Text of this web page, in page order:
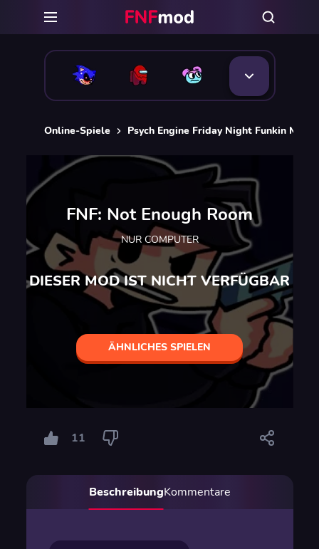
Online-Spiele Psych Engine Friday Night Funkin Mods
FNF: Not Enough Room
NUR COMPUTER
DIESER MOD IST NICHT VERFÜGBAR
ÄHNLICHES SPIELEN
11
BeschreibungKommentare